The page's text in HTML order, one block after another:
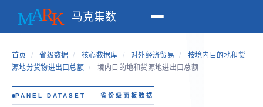
马克集数
首页 / 省级数据 / 核心数据库 / 对外经济贸易 /
按境内目的地和货
源地分货物进出口总额
/ 境内目的地和货源地进出口总额
PANEL DATASET — 省份级面板数据